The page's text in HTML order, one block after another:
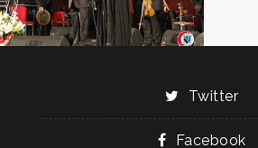
Twitter
Facebook